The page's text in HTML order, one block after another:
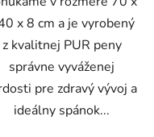
x 8 cm a je vyrobený
z kvalitnej PUR peny
správne vyváženej
pre zdravý vývoj a
ideálny spánok...